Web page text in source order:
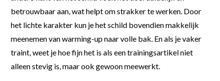
betrouwbaar aan, wat helpt om strakker te werken. Door
het lichte karakter kun je het schild bovendien makkelijk
meenemen van warming-up naar volle bak. En als je vaker
traint, weet je hoe fijn het is als een trainingsartikel niet
alleen stevig is, maar ook gewoon meewerkt.